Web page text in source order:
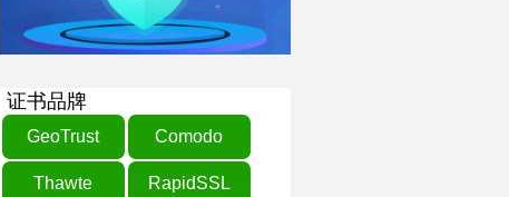
证书品牌
GeoTrust Comodo
Thawte RapidSSL